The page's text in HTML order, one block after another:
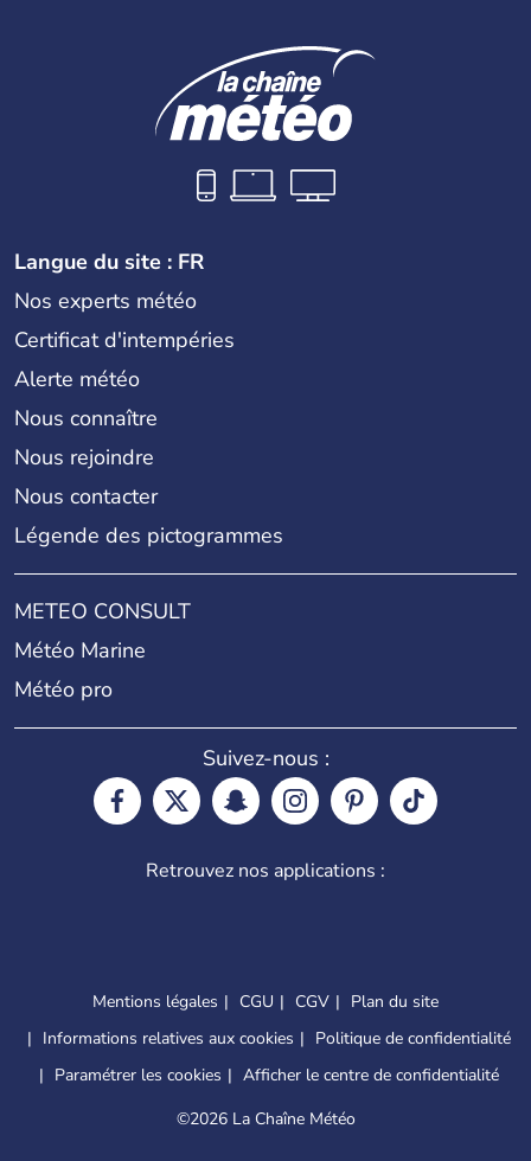
Langue du site : FR
Nos experts météo
Certificat d'intempéries
Alerte météo
Nous connaître
Nous rejoindre
Nous contacter
Légende des pictogrammes
METEO CONSULT
Météo Marine
Météo pro
Suivez-nous :
Retrouvez nos applications :
Mentions légales CGU CGV
Plan du site
Informations relatives aux cookies
Politique de confidentialité
Paramétrer les cookies
Afficher le centre de confidentialité
©2026 La Chaîne Météo